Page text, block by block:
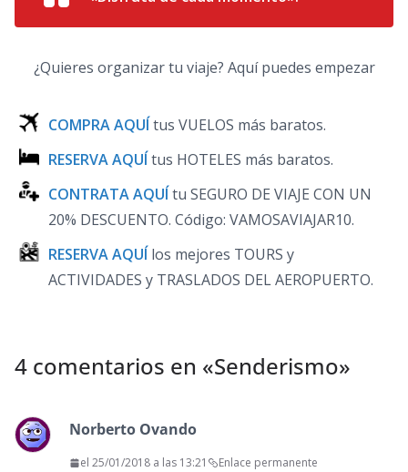
¿Quieres organizar tu viaje? Aquí puedes empezar
COMPRA AQUÍtus VUELOS más baratos.
RESERVA AQUÍtus HOTELES más baratos.
CONTRATA AQUÍtu SEGURO DE VIAJE CON UN
20% DESCUENTO. Código: VAMOSAVIAJAR10.
RESERVA AQUÍ los mejores TOURS y
ACTIVIDADES y TRASLADOS DEL AEROPUERTO.
4 comentarios en «Senderismo»
Norberto Ovando
el 25/01/2018 a las 13:21 Enlace permanente